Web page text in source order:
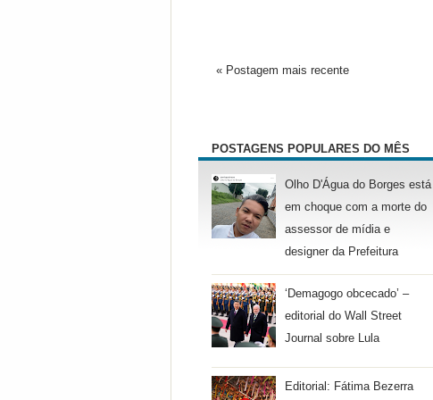
« Postagem mais recente
POSTAGENS POPULARES DO MÊS
Olho D'Água do Borges está
em choque com a morte do
assessor de mídia e
designer da Prefeitura
‘Demagogo obcecado’ –
editorial do Wall Street
Journal sobre Lula
Editorial: Fátima Bezerra